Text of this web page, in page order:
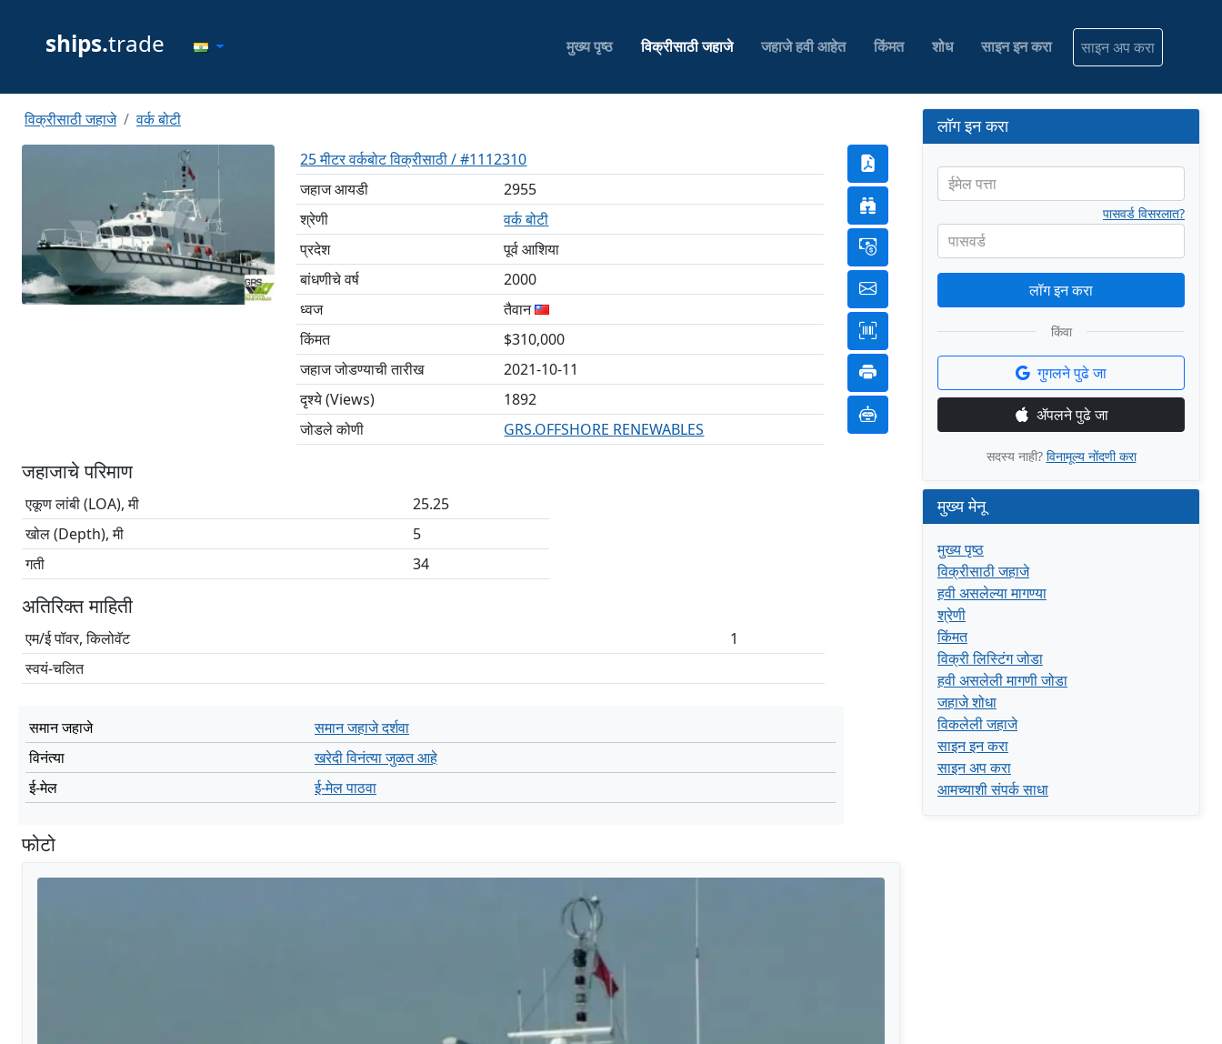
ships.trade मुख्य पृष्ठ विक्रीसाठी जहाजे जहाजे हवी आहेत किंमत शोध साइन इन करा साइन अप करा
विक्रीसाठी जहाजे
वर्क बोटी
25 मीटर वर्कबोट विक्रीसाठी / #1112310
जहाज आयडी
2955
श्रेणी
वर्क बोटी
प्रदेश
पूर्व आशिया
बांधणीचे वर्ष
2000
ध्वज
तैवान
किंमत
$310,000
जहाज जोडण्याची तारीख
2021-10-11
दृश्ये (Views)
1892
जोडले कोणी
GRS.OFFSHORE RENEWABLES
जहाजाचे परिमाण
एकूण लांबी (LOA), मी
25.25
खोल (Depth), मी
5
गती
34
अतिरिक्त माहिती
एम/ई पॉवर, किलोवॅट
1
स्वयं-चलित
समान जहाजे
समान जहाजे दर्शवा
विनंत्या
खरेदी विनंत्या जुळत आहे
ई-मेल
ई-मेल पाठवा
फोटो
लॉग इन करा
ईमेल पत्ता
पासवर्ड
पासवर्ड विसरलात?
लॉग इन करा
किंवा
गुगलने पुढे जा
ॲपलने पुढे जा
सदस्य नाही? विनामूल्य नोंदणी करा
मुख्य मेनू
मुख्य पृष्ठ
विक्रीसाठी जहाजे
हवी असलेल्या मागण्या
श्रेणी
किंमत
विक्री लिस्टिंग जोडा
हवी असलेली मागणी जोडा
जहाजे शोधा
विकलेली जहाजे
साइन इन करा
साइन अप करा
आमच्याशी संपर्क साधा